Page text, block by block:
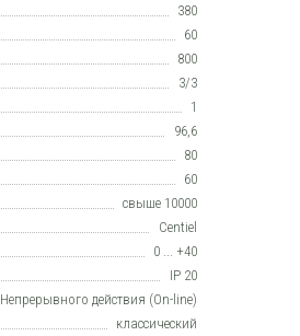
380
60
800
3/3
1
96,6
80
60
свыше 10000
Centiel
0 ... +40
IP 20
Непрерывного действия (On-line)
класcический